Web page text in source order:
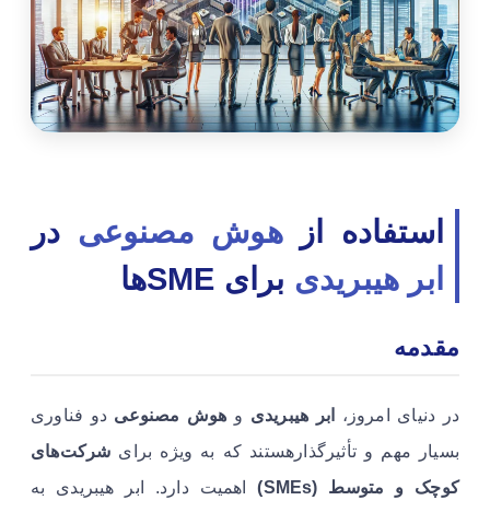
استفاده ازهوش مصنوعی در
ابر هیبریدی برای SMEها
مقدمه
در دنیای امروز، ابر هیبریدی و هوش مصنوعی دو فناوری
بسیار مهم و تأثیرگذارهستند که به ویژه برای شرکت‌های
کوچک و متوسط (SMEs)
اهمیت دارد. ابر هیبریدی به